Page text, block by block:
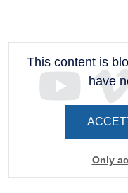
This content is
have
Only